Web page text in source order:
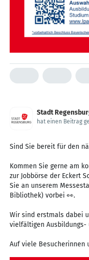
Stadt
hat einen Beitrag
Sind Sie bereit für den
Kommen Sie gerne am
zur Jobbörse der Eckert
Sie an unserem
Bibliothek) vorbei 👀.
Wir sind erstmals dabei
vielfältigen Ausbildungs-
Auf viele Besucherinnen